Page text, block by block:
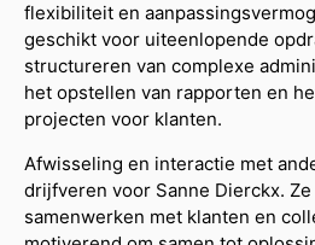
flexibiliteit en
geschikt voor uiteenlopende
structureren van complexe
het opstellen van rapporten en
projecten voor klanten.
Afwisseling en interactie met
drijfveren voor Sanne Dierckx.
samenwerken met klanten en